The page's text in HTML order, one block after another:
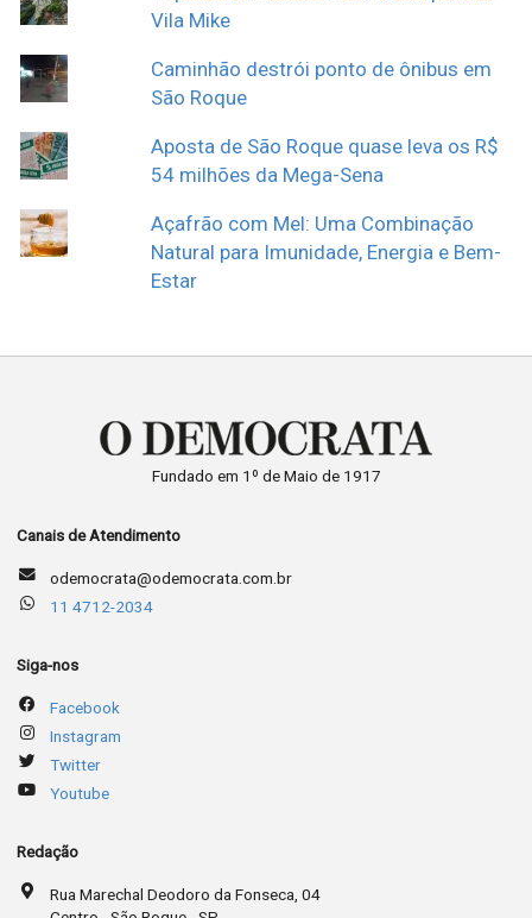
Vila Mike
Caminhão destrói ponto de ônibus em
São Roque
Aposta de São Roque quase leva os R$
54 milhões da Mega-Sena
Açafrão com Mel: Uma Combinação
Natural para Imunidade, Energia e Bem-
Estar
Fundado em 1º de Maio de 1917
Canais de Atendimento
odemocrata@odemocrata.com.br
11 4712-2034
Siga-nos
Facebook
Instagram
Twitter
Youtube
Redação
Rua Marechal Deodoro da Fonseca, 04